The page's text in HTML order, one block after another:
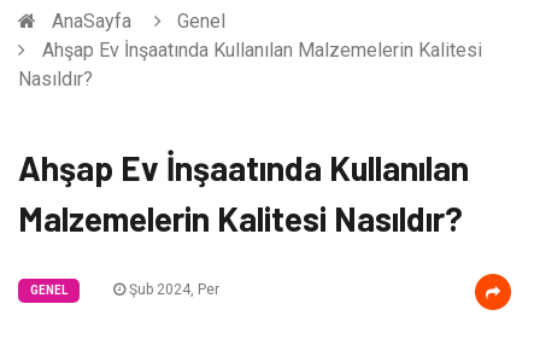
AnaSayfa
Genel
Ahşap Ev İnşaatında Kullanılan Malzemelerin Kalitesi
Nasıldır?
Ahşap Ev İnşaatında Kullanılan
Malzemelerin Kalitesi Nasıldır?
GENEL Şub 2024, Per